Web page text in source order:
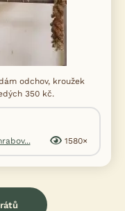
odchov, kroužek
350 kč.
1580×